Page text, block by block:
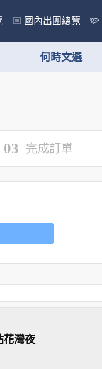
國內出團總覽
何時文選
03 完成訂單
花灣夜